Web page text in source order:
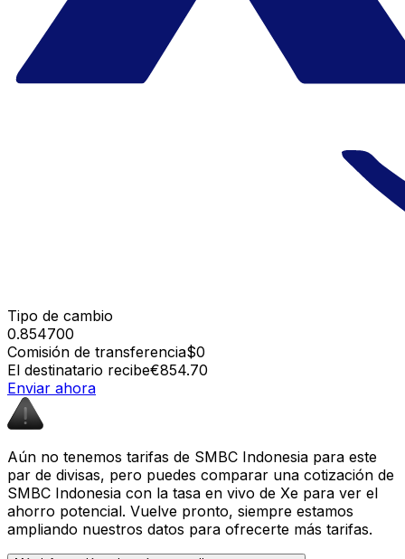
Tipo de cambio
0.854700
Comisión de transferencia$0
El destinatario recibe€854.70
Enviar ahora
Aún no tenemos tarifas de SMBC Indonesia para este
par de divisas, pero puedes comparar una cotización de
SMBC Indonesia con la tasa en vivo de Xe para ver el
ahorro potencial. Vuelve pronto, siempre estamos
ampliando nuestros datos para ofrecerte más tarifas.